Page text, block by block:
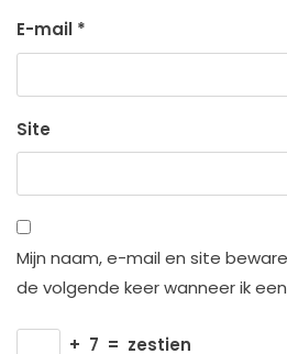
E-mail *
Site
Mijn naam, e-mail en site
de volgende keer wanneer ik
+ 7 = zestien